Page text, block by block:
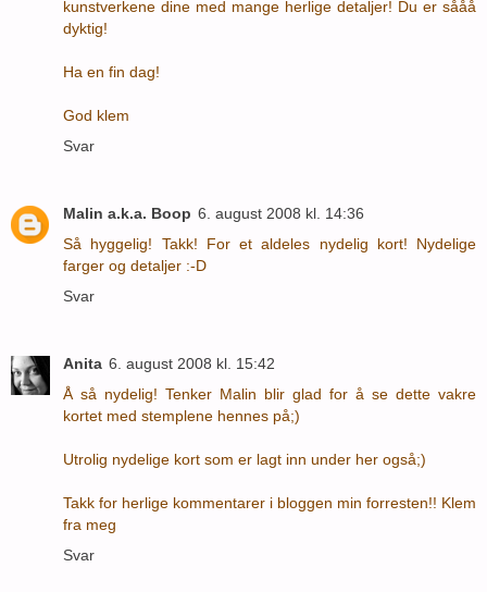
kunstverkene dine med mange herlige detaljer! Du er sååå
dyktig!
Ha en fin dag!
God klem
Svar
Malin a.k.a. Boop 6. august 2008 kl. 14:36
Så hyggelig! Takk! For et aldeles nydelig kort! Nydelige
farger og detaljer :-D
Svar
Anita 6. august 2008 kl. 15:42
Å så nydelig! Tenker Malin blir glad for å se dette vakre
kortet med stemplene hennes på;)
Utrolig nydelige kort som er lagt inn under her også;)
Takk for herlige kommentarer i bloggen min forresten!! Klem
fra meg
Svar